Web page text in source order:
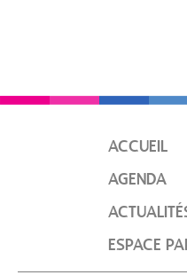
ACCUEIL
AGENDA
ESPACE